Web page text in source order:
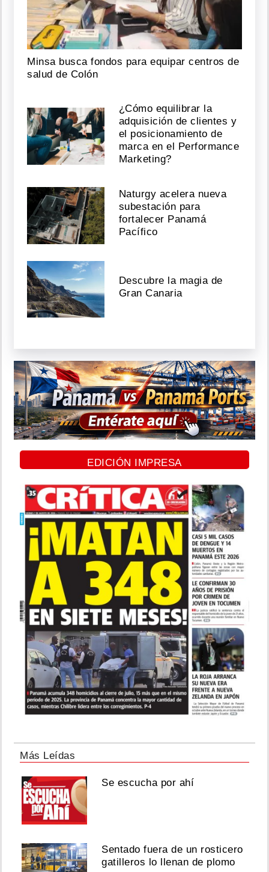
Minsa busca fondos para equipar centros de
salud de Colón
¿Cómo equilibrar la
adquisición de clientes y
el posicionamiento de
marca en el Performance
Marketing?
Naturgy acelera nueva
subestación para
fortalecer Panamá
Pacífico
Descubre la magia de
Gran Canaria
EDICIÓN IMPRESA
Más Leídas
Se escucha por ahí
Sentado fuera de un rosticero
gatilleros lo llenan de plomo